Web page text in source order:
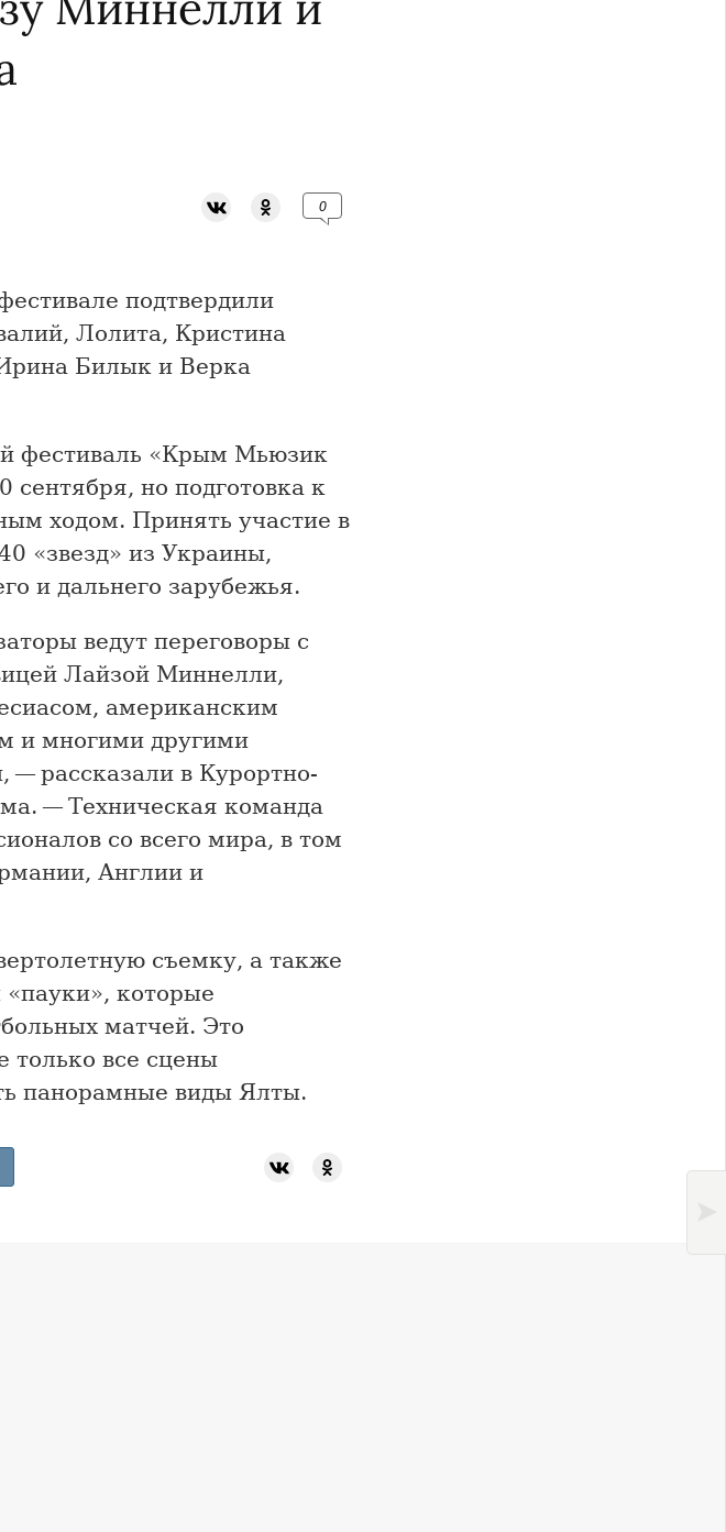
0
подтвердили
Лолита, Кристина
Билык и Верка
фестиваль «Крым Мьюзик
сентября, но подготовка к
ходом. Принять участие в
«звезд» из Украины,
и дальнего зарубежья.
ведут переговоры с
Лайзой Миннелли,
американским
и многими другими
рассказали в Курортно-
— Техническая команда
со всего мира, в том
Англии и
съемку, а также
«пауки», которые
матчей. Это
только все сцены
панорамные виды Ялты.